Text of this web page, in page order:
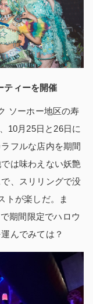
ティーを開催
ソーホー地区の寿
10月25日と26日に
フルな店内を期間
は味わえない妖艶
、スリリングで没
トが楽しだ。ま
期間限定でハロウ
んでみては？